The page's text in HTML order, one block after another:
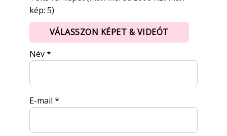
kép: 5)
VÁLASSZON KÉPET & VIDEÓT
Név*
E-mail *